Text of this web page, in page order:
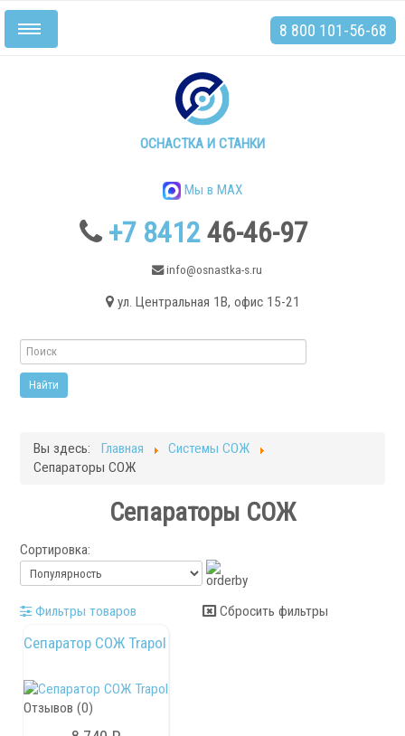
ОСНАСТКА И СТАНКИ
Мы в MAX
+7 841246-46-97
info@osnastka-s.ru
ул. Центральная 1В, офис 15-21
Включить/
выключить
8 800 101-56-68
Токарные станки
Токарные станки с ЧПУ
Плоскошлифовальные станки
Запчасти для станков
Токарная оснастка
Вы здесь: Главная
Системы СОЖ
Сепараторы СОЖ
Сепараторы СОЖ
Сортировка:
Фильтры товаров Сбросить фильтры
Сепаратор СОЖ Trapol
Отзывов (0)